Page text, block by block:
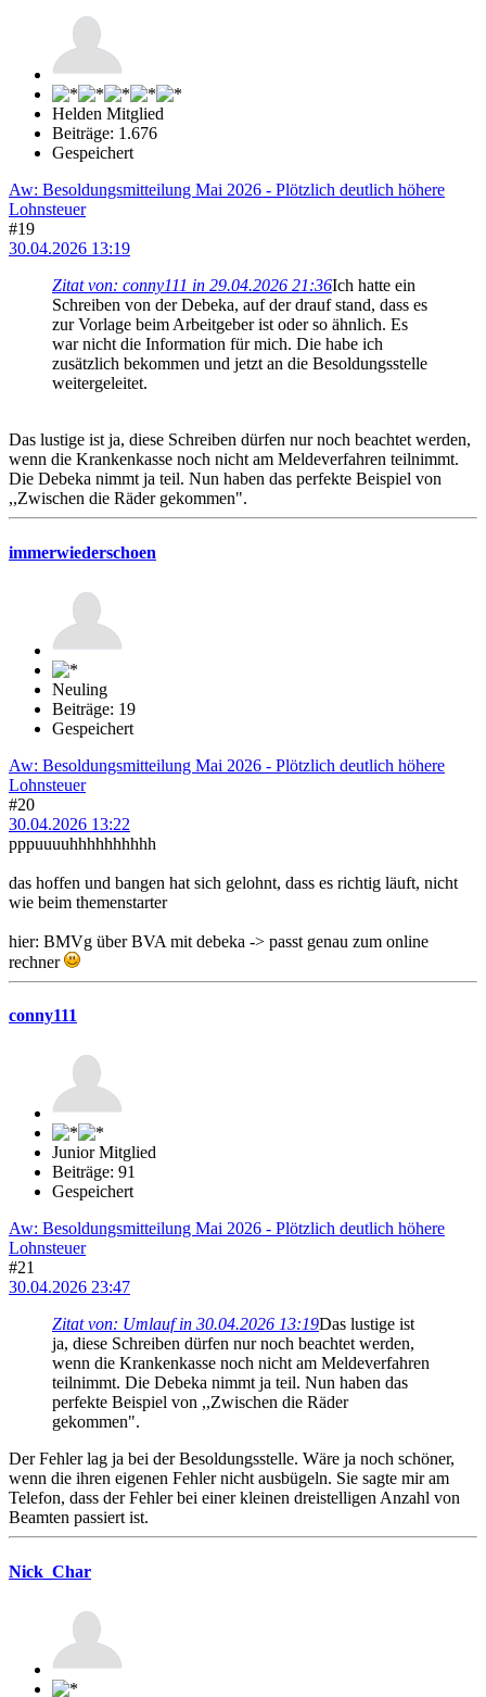
Helden Mitglied
Beiträge: 1.676
Gespeichert
Aw: Besoldungsmitteilung Mai 2026 - Plötzlich deutlich höhere
Lohnsteuer
#19
30.04.2026 13:19
Zitat von: conny111 in 29.04.2026 21:36Ich hatte ein
Schreiben von der Debeka, auf der drauf stand, dass es
zur Vorlage beim Arbeitgeber ist oder so ähnlich. Es
war nicht die Information für mich. Die habe ich
zusätzlich bekommen und jetzt an die Besoldungsstelle
weitergeleitet.
Das lustige ist ja, diese Schreiben dürfen nur noch beachtet werden,
wenn die Krankenkasse noch nicht am Meldeverfahren teilnimmt.
Die Debeka nimmt ja teil. Nun haben das perfekte Beispiel von
,,Zwischen die Räder gekommen".
immerwiederschoen
Neuling
Beiträge: 19
Gespeichert
Aw: Besoldungsmitteilung Mai 2026 - Plötzlich deutlich höhere
Lohnsteuer
#20
30.04.2026 13:22
pppuuuuhhhhhhhhhh
das hoffen und bangen hat sich gelohnt, dass es richtig läuft, nicht
wie beim themenstarter
hier: BMVg über BVA mit debeka -> passt genau zum online
rechner
conny111
Junior Mitglied
Beiträge: 91
Gespeichert
Aw: Besoldungsmitteilung Mai 2026 - Plötzlich deutlich höhere
Lohnsteuer
#21
30.04.2026 23:47
Zitat von: Umlauf in 30.04.2026 13:19Das lustige ist
ja, diese Schreiben dürfen nur noch beachtet werden,
wenn die Krankenkasse noch nicht am Meldeverfahren
teilnimmt. Die Debeka nimmt ja teil. Nun haben das
perfekte Beispiel von ,,Zwischen die Räder
gekommen".
Der Fehler lag ja bei der Besoldungsstelle. Wäre ja noch schöner,
wenn die ihren eigenen Fehler nicht ausbügeln. Sie sagte mir am
Telefon, dass der Fehler bei einer kleinen dreistelligen Anzahl von
Beamten passiert ist.
Nick_Char